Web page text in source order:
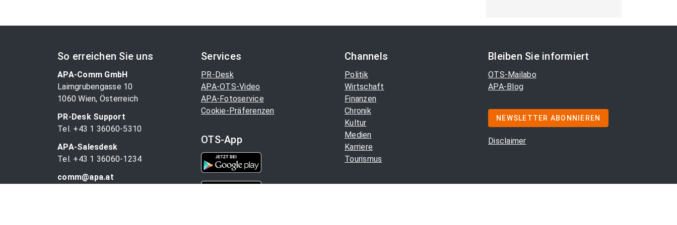
So erreichen Sie uns
APA-Comm GmbH
Laimgrubengasse 10
1060 Wien, Österreich
PR-Desk Support
Tel. +43 1 36060-5310
APA-Salesdesk
Tel. +43 1 36060-1234
comm@apa.at
Services
PR-Desk
APA-OTS-Video
APA-Fotoservice
Cookie-Präferenzen
OTS-App
Channels
Politik
Wirtschaft
Finanzen
Chronik
Kultur
Medien
Karriere
Tourismus
Bleiben Sie informiert
OTS-Mailabo
APA-Blog
NEWSLETTER ABONNIEREN
Disclaimer